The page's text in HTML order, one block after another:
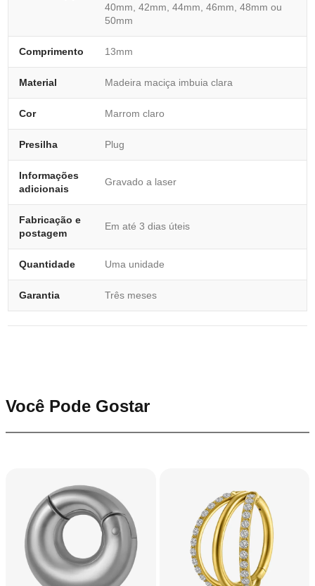
40mm, 42mm, 44mm, 46mm, 48mm ou
50mm
Comprimento 13mm
Material Madeira maciça imbuia clara
Cor Marrom claro
Presilha Plug
Informações
adicionais
Gravado a laser
Fabricação e
postagem
Em até 3 dias úteis
Quantidade Uma unidade
Garantia Três meses
Você Pode Gostar